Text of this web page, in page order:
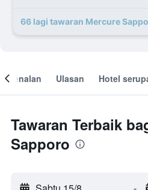
66 lagi tawaran Mercure
Ulasan Hotel
Tawaran Terbaik
Sapporo